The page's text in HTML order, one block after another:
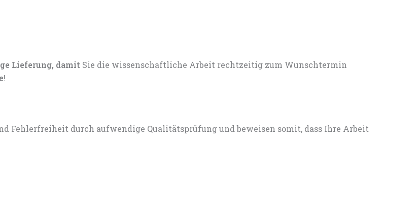
Lieferung, damit Sie die wissenschaftliche Arbeit rechtzeitig zum Wunschtermin
!
Fehlerfreiheit durch aufwendige Qualitätsprüfung und beweisen somit, dass Ihre Arbeit